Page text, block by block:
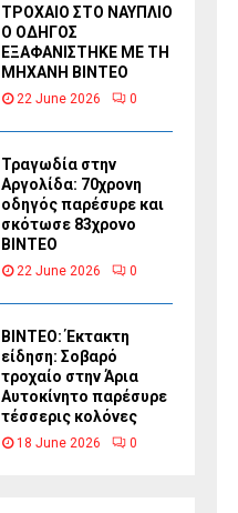
ΤΡΟΧΑΙΟ ΣΤΟ ΝΑΥΠΛΙΟ
Ο ΟΔΗΓΟΣ
ΕΞΑΦΑΝΙΣΤΗΚΕ ΜΕ ΤΗ
ΜΗΧΑΝΗ ΒΙΝΤΕΟ
22 June 2026 0
Τραγωδία στην
Αργολίδα: 70χρονη
οδηγός παρέσυρε και
σκότωσε 83χρονο
ΒΙΝΤΕΟ
22 June 2026 0
ΒΙΝΤΕΟ: Έκτακτη
είδηση: Σοβαρό
τροχαίο στην Άρια
Αυτοκίνητο παρέσυρε
τέσσερις κολόνες
18 June 2026 0